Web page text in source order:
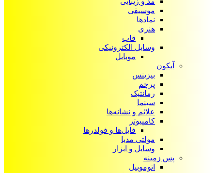
موسیقی
نمادها
هنری
قاب
وسایل الکترونیکی
موبایل
آیکون‌
بیزینس
پرچم
رمانتیک
سینما
علائم و نشانه‌ها
کامپیوتر
فایل‌ها و فولدرها
مولتی مدیا
وسایل و ابزار
پس زمینه
اتوموبیل